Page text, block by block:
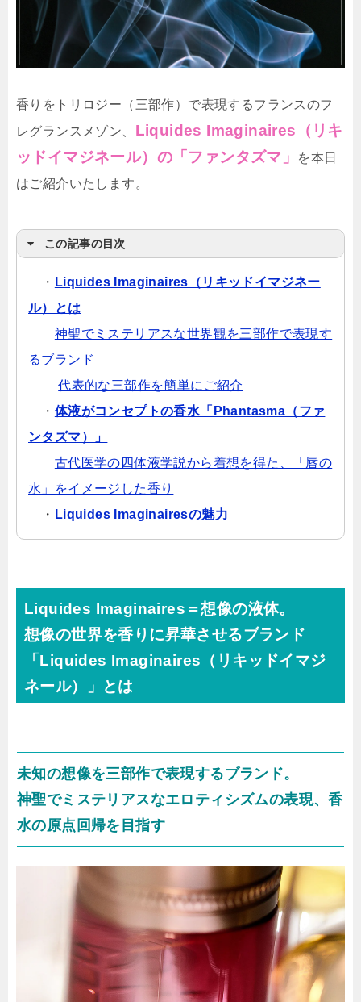
香りをトリロジー（三部作）で表現するフランスのフ
レグランスメゾン、 Liquides Imaginaires（リキ
ッドイマジネール）の「ファンタズマ」
を本日
はご紹介いたします。
この記事の目次
・ Liquides Imaginaires（リキッドイマジネー
ル）とは
神聖でミステリアスな世界観を三部作で表現す
るブランド
代表的な三部作を簡単にご紹介
・ 体液がコンセプトの香水「Phantasma（ファ
ンタズマ）」
古代医学の四体液学説から着想を得た、「唇の
水」をイメージした香り
・ Liquides Imaginairesの魅力
Liquides Imaginaires＝想像の液体。
想像の世界を香りに昇華させるブランド
「Liquides Imaginaires（リキッドイマジ
ネール）」とは
未知の想像を三部作で表現するブランド。
神聖でミステリアスなエロティシズムの表現、香
水の原点回帰を目指す